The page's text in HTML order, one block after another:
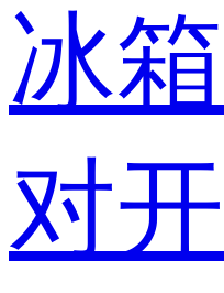
冰箱
对